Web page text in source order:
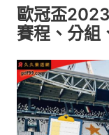
全館返水0.8%，返
金大發539、天天樂
歐冠盃
賽程、分組